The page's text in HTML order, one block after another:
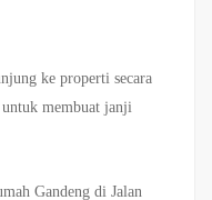
ke properti secara
membuat janji
Gandeng di Jalan